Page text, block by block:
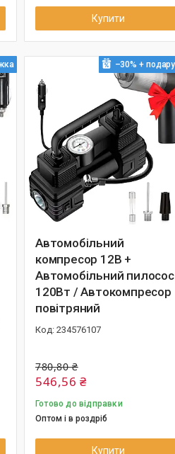
Купити
–30%
Автомобільний
компресор 12В +
Автомобільний пилосос
120Вт / Автокомпресор
повітряний
234576107
780,80 ₴
546,56 ₴
Готово до відправки
Оптом і в роздріб
Купити